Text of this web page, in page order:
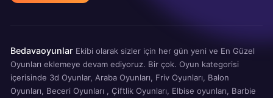
Bedavaoyunlar Ekibi olarak sizler için her gün yeni ve En Güzel
Oyunları eklemeye devam ediyoruz. Bir çok. Oyun kategorisi
içerisinde 3d Oyunlar, Araba Oyunları, Friv Oyunları, Balon
Oyunları, Beceri Oyunları , Çiftlik Oyunları, Elbise oyunları, Barbie